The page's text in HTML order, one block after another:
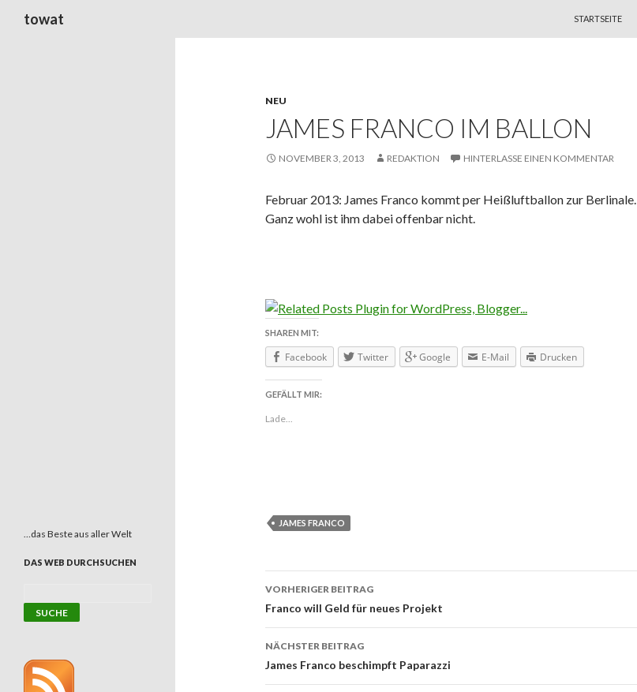
towat
STARTSEITE
NEU
JAMES FRANCO IM BALLON
NOVEMBER 3, 2013 REDAKTION HINTERLASSE EINEN KOMMENTAR
Februar 2013: James Franco kommt per Heißluftballon zur Berlinale.
Ganz wohl ist ihm dabei offenbar nicht.
SHAREN MIT:
Facebook Twitter Google E-Mail Drucken
GEFÄLLT MIR:
Lade...
JAMES FRANCO
Beitragsnavigation
VORHERIGER BEITRAG
Franco will Geld für neues Projekt
NÄCHSTER BEITRAG
James Franco beschimpft Paparazzi
…das Beste aus aller Welt
DAS WEB DURCHSUCHEN